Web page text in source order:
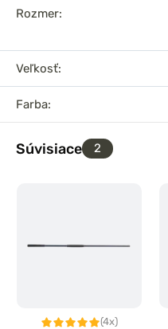
Rozmer:
Veľkosť:
Farba:
Súvisiace 2
(4x)